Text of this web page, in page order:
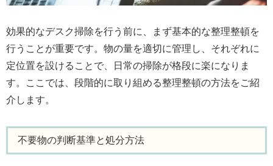
効果的なデスク掃除を行う前に、まず基本的な整理整頓を
行うことが重要です。物の量を適切に管理し、それぞれに
定位置を設けることで、日常の掃除が格段に楽になりま
す。ここでは、段階的に取り組める整理整頓の方法をご紹
介します。
不要物の判断基準と処分方法